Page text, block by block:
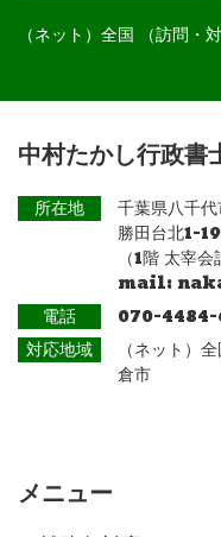
（ネット）全国 （訪問・
中村たかし行政書
所在地
千葉県八千
勝田台北1-
（1階 太宰会
mail:
電話
070-
対応地域
（ネット）
倉市
メニュー